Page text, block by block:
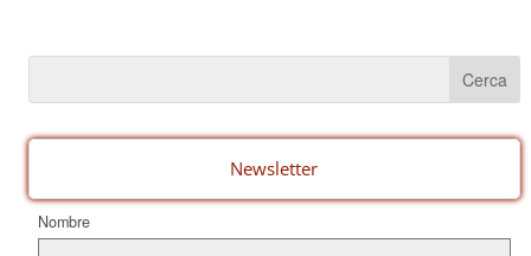
e
b
o
k
e
st
p
ar
te
ix
Newsletter
Nombre